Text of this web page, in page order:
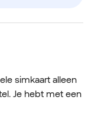
simkaart alleen
Je hebt met een